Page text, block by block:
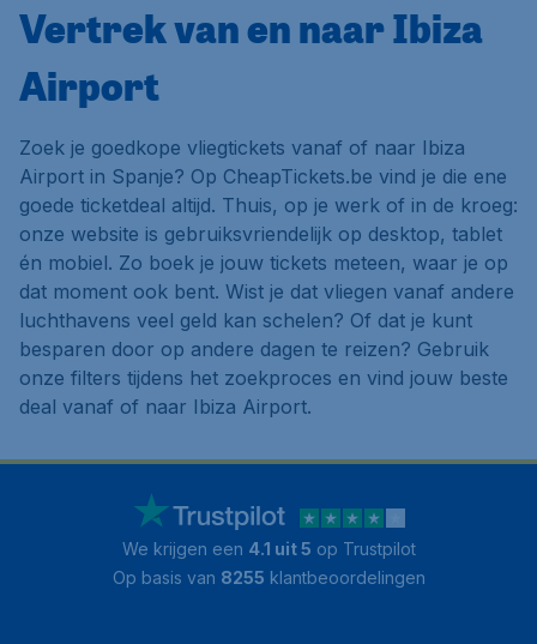
Vertrek van en naar Ibiza
Airport
Zoek je goedkope vliegtickets vanaf of naar Ibiza
Airport in Spanje? Op CheapTickets.be vind je die ene
goede ticketdeal altijd. Thuis, op je werk of in de kroeg:
onze website is gebruiksvriendelijk op desktop, tablet
én mobiel. Zo boek je jouw tickets meteen, waar je op
dat moment ook bent. Wist je dat vliegen vanaf andere
luchthavens veel geld kan schelen? Of dat je kunt
besparen door op andere dagen te reizen? Gebruik
onze filters tijdens het zoekproces en vind jouw beste
deal vanaf of naar Ibiza Airport.
We krijgen een 4.1 uit 5 op Trustpilot
Op basis van 8255 klantbeoordelingen